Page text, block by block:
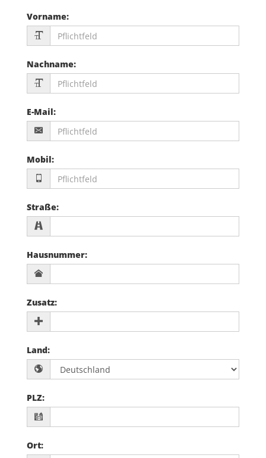
Vorname:
Nachname:
E-Mail:
Mobil:
Straße:
Hausnummer:
Zusatz:
Land:
PLZ:
Ort: